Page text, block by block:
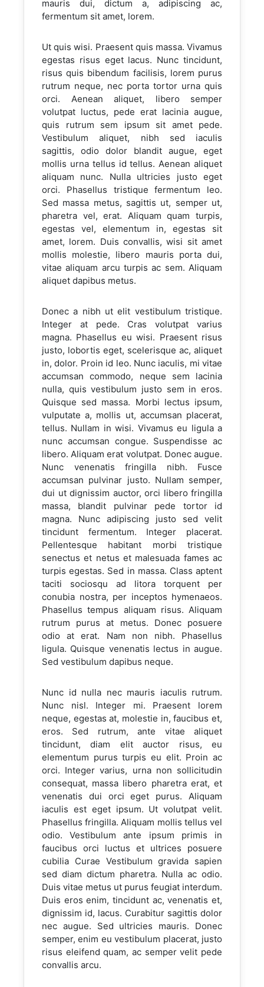
mauris dui, dictum a, adipiscing ac,
fermentum sit amet, lorem.
Ut quis wisi. Praesent quis massa. Vivamus
egestas risus eget lacus. Nunc tincidunt,
risus quis bibendum facilisis, lorem purus
rutrum neque, nec porta tortor urna quis
orci. Aenean aliquet, libero semper
volutpat luctus, pede erat lacinia augue,
quis rutrum sem ipsum sit amet pede.
Vestibulum aliquet, nibh sed iaculis
sagittis, odio dolor blandit augue, eget
mollis urna tellus id tellus. Aenean aliquet
aliquam nunc. Nulla ultricies justo eget
orci. Phasellus tristique fermentum leo.
Sed massa metus, sagittis ut, semper ut,
pharetra vel, erat. Aliquam quam turpis,
egestas vel, elementum in, egestas sit
amet, lorem. Duis convallis, wisi sit amet
mollis molestie, libero mauris porta dui,
vitae aliquam arcu turpis ac sem. Aliquam
aliquet dapibus metus.
Donec a nibh ut elit vestibulum tristique.
Integer at pede. Cras volutpat varius
magna. Phasellus eu wisi. Praesent risus
justo, lobortis eget, scelerisque ac, aliquet
in, dolor. Proin id leo. Nunc iaculis, mi vitae
accumsan commodo, neque sem lacinia
nulla, quis vestibulum justo sem in eros.
Quisque sed massa. Morbi lectus ipsum,
vulputate a, mollis ut, accumsan placerat,
tellus. Nullam in wisi. Vivamus eu ligula a
nunc accumsan congue. Suspendisse ac
libero. Aliquam erat volutpat. Donec augue.
Nunc venenatis fringilla nibh. Fusce
accumsan pulvinar justo. Nullam semper,
dui ut dignissim auctor, orci libero fringilla
massa, blandit pulvinar pede tortor id
magna. Nunc adipiscing justo sed velit
tincidunt fermentum. Integer placerat.
Pellentesque habitant morbi tristique
senectus et netus et malesuada fames ac
turpis egestas. Sed in massa. Class aptent
taciti sociosqu ad litora torquent per
conubia nostra, per inceptos hymenaeos.
Phasellus tempus aliquam risus. Aliquam
rutrum purus at metus. Donec posuere
odio at erat. Nam non nibh. Phasellus
ligula. Quisque venenatis lectus in augue.
Sed vestibulum dapibus neque.
Nunc id nulla nec mauris iaculis rutrum.
Nunc nisl. Integer mi. Praesent lorem
neque, egestas at, molestie in, faucibus et,
eros. Sed rutrum, ante vitae aliquet
tincidunt, diam elit auctor risus, eu
elementum purus turpis eu elit. Proin ac
orci. Integer varius, urna non sollicitudin
consequat, massa libero pharetra erat, et
venenatis dui orci eget purus. Aliquam
iaculis est eget ipsum. Ut volutpat velit.
Phasellus fringilla. Aliquam mollis tellus vel
odio. Vestibulum ante ipsum primis in
faucibus orci luctus et ultrices posuere
cubilia Curae Vestibulum gravida sapien
sed diam dictum pharetra. Nulla ac odio.
Duis vitae metus ut purus feugiat interdum.
Duis eros enim, tincidunt ac, venenatis et,
dignissim id, lacus. Curabitur sagittis dolor
nec augue. Sed ultricies mauris. Donec
semper, enim eu vestibulum placerat, justo
risus eleifend quam, ac semper velit pede
convallis arcu.